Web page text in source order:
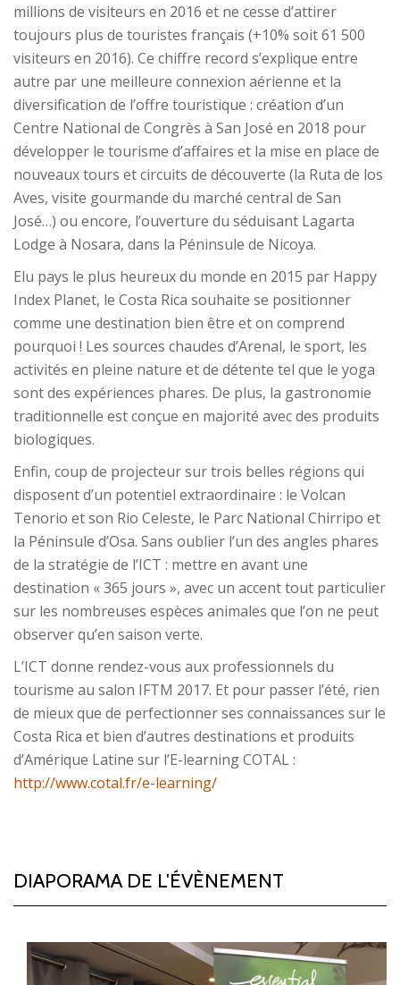
millions de visiteurs en 2016 et ne cesse d’attirer
toujours plus de touristes français (+10% soit 61 500
visiteurs en 2016). Ce chiffre record s’explique entre
autre par une meilleure connexion aérienne et la
diversification de l’offre touristique : création d’un
Centre National de Congrès à San José en 2018 pour
développer le tourisme d’affaires et la mise en place de
nouveaux tours et circuits de découverte (la Ruta de los
Aves, visite gourmande du marché central de San
José…) ou encore, l’ouverture du séduisant Lagarta
Lodge à Nosara, dans la Péninsule de Nicoya.
Elu pays le plus heureux du monde en 2015 par Happy
Index Planet, le Costa Rica souhaite se positionner
comme une destination bien être et on comprend
pourquoi ! Les sources chaudes d’Arenal, le sport, les
activités en pleine nature et de détente tel que le yoga
sont des expériences phares. De plus, la gastronomie
traditionnelle est conçue en majorité avec des produits
biologiques.
Enfin, coup de projecteur sur trois belles régions qui
disposent d’un potentiel extraordinaire : le Volcan
Tenorio et son Rio Celeste, le Parc National Chirripo et
la Péninsule d’Osa. Sans oublier l’un des angles phares
de la stratégie de l’ICT : mettre en avant une
destination « 365 jours », avec un accent tout particulier
sur les nombreuses espèces animales que l’on ne peut
observer qu’en saison verte.
L’ICT donne rendez-vous aux professionnels du
tourisme au salon IFTM 2017. Et pour passer l’été, rien
de mieux que de perfectionner ses connaissances sur le
Costa Rica et bien d’autres destinations et produits
d’Amérique Latine sur l’E-learning COTAL :
http://www.cotal.fr/e-learning/
DIAPORAMA DE L'ÉVÈNEMENT